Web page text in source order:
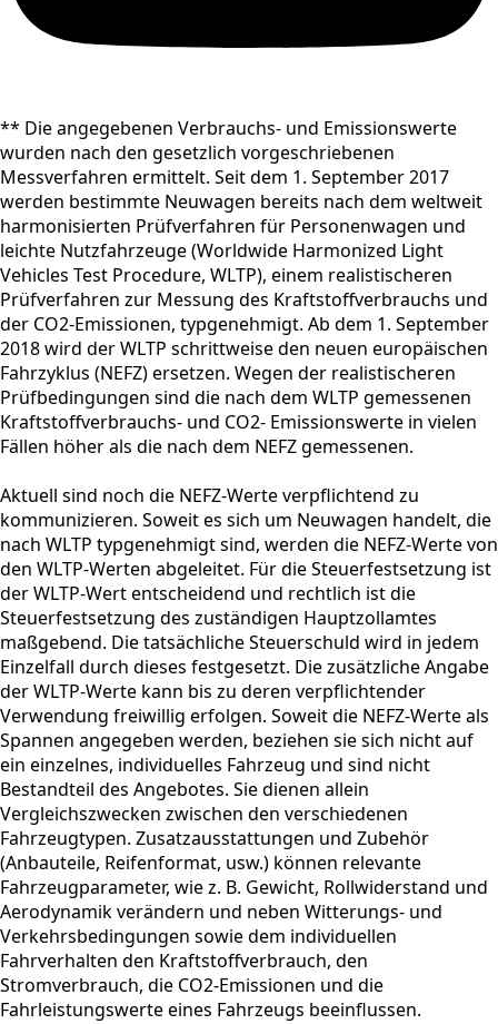
** Die angegebenen Verbrauchs- und Emissionswerte
wurden nach den gesetzlich vorgeschriebenen
Messverfahren ermittelt. Seit dem 1. September 2017
werden bestimmte Neuwagen bereits nach dem weltweit
harmonisierten Prüfverfahren für Personenwagen und
leichte Nutzfahrzeuge (Worldwide Harmonized Light
Vehicles Test Procedure, WLTP), einem realistischeren
Prüfverfahren zur Messung des Kraftstoffverbrauchs und
der CO2-Emissionen, typgenehmigt. Ab dem 1. September
2018 wird der WLTP schrittweise den neuen europäischen
Fahrzyklus (NEFZ) ersetzen. Wegen der realistischeren
Prüfbedingungen sind die nach dem WLTP gemessenen
Kraftstoffverbrauchs- und CO2- Emissionswerte in vielen
Fällen höher als die nach dem NEFZ gemessenen.
Aktuell sind noch die NEFZ-Werte verpflichtend zu
kommunizieren. Soweit es sich um Neuwagen handelt, die
nach WLTP typgenehmigt sind, werden die NEFZ-Werte von
den WLTP-Werten abgeleitet. Für die Steuerfestsetzung ist
der WLTP-Wert entscheidend und rechtlich ist die
Steuerfestsetzung des zuständigen Hauptzollamtes
maßgebend. Die tatsächliche Steuerschuld wird in jedem
Einzelfall durch dieses festgesetzt. Die zusätzliche Angabe
der WLTP-Werte kann bis zu deren verpflichtender
Verwendung freiwillig erfolgen. Soweit die NEFZ-Werte als
Spannen angegeben werden, beziehen sie sich nicht auf
ein einzelnes, individuelles Fahrzeug und sind nicht
Bestandteil des Angebotes. Sie dienen allein
Vergleichszwecken zwischen den verschiedenen
Fahrzeugtypen. Zusatzausstattungen und Zubehör
(Anbauteile, Reifenformat, usw.) können relevante
Fahrzeugparameter, wie z. B. Gewicht, Rollwiderstand und
Aerodynamik verändern und neben Witterungs- und
Verkehrsbedingungen sowie dem individuellen
Fahrverhalten den Kraftstoffverbrauch, den
Stromverbrauch, die CO2-Emissionen und die
Fahrleistungswerte eines Fahrzeugs beeinflussen.